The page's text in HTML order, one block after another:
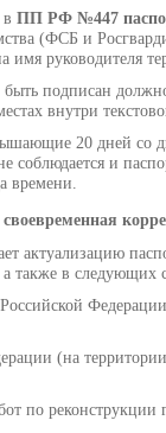
ПП РФ №447
(ФСБ и
руководителя
быть подписан
внутри
20 дней со
соблюдается и
времени.
также в следующих
(на
по реконструкции